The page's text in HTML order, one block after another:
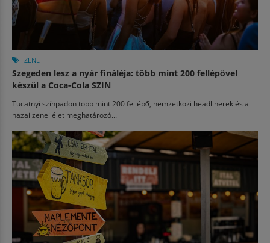
ZENE
Szegeden lesz a nyár fináléja: több mint 200 fellépővel
készül a Coca-Cola SZIN
Tucatnyi színpadon több mint 200 fellépő, nemzetközi headlinerek és a
hazai zenei élet meghatározó...